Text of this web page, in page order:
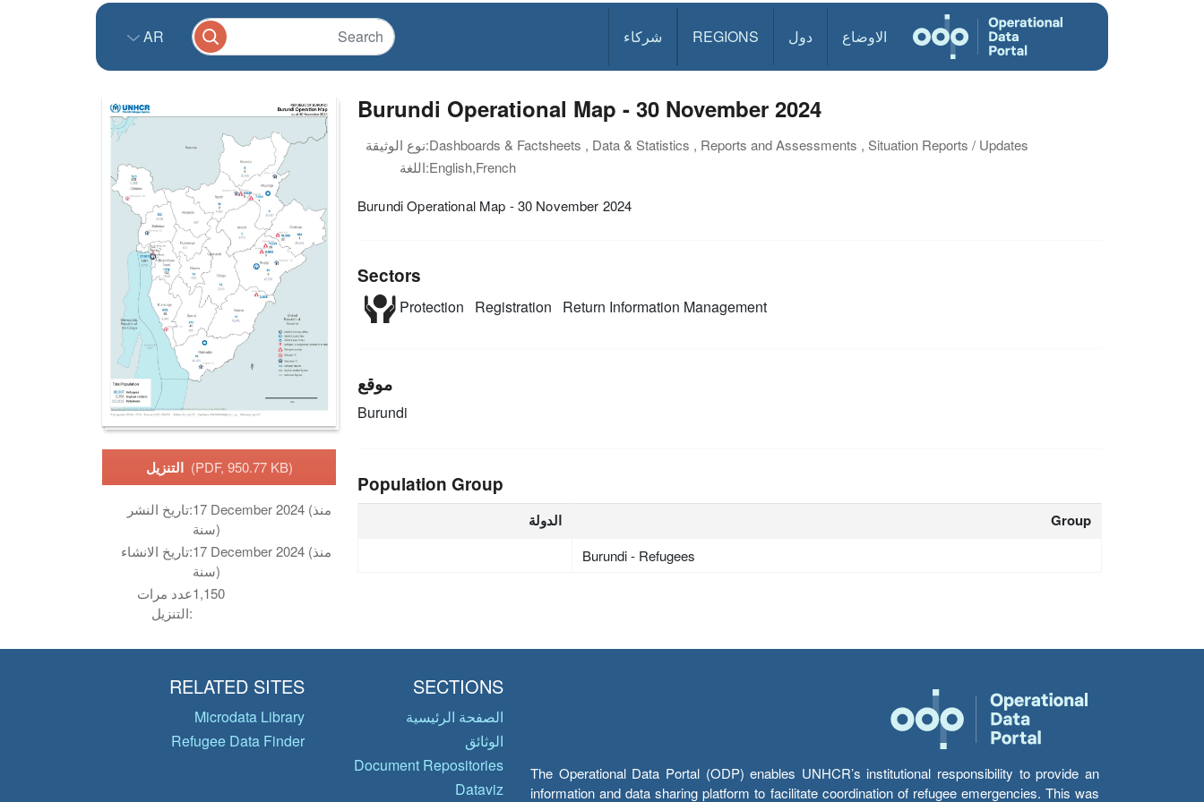
الاوضاع دول REGIONS شركاء AR
التنزيل (PDF, 950.77 KB)
تاريخ النشر:17 December 2024 (منذ
سنة)
تاريخ الانشاء:17 December 2024 (منذ
سنة)
عدد مرات
التنزيل:
1,150
Burundi Operational Map - 30 November 2024
نوع الوثيقة:Dashboards & Factsheets , Data & Statistics , Reports and Assessments , Situation Reports / Updates
اللغة:English,French
Burundi Operational Map - 30 November 2024
Sectors
Protection Registration Return Information Management
موقع
Burundi
Population Group
الدولة Group
Burundi - Refugees
The Operational Data Portal (ODP) enables UNHCR’s institutional responsibility to provide an
information and data sharing platform to facilitate coordination of refugee emergencies. This was
SECTIONS
الصفحة الرئيسية
الوثائق
Document Repositories
Dataviz
RELATED SITES
Microdata Library
Refugee Data Finder